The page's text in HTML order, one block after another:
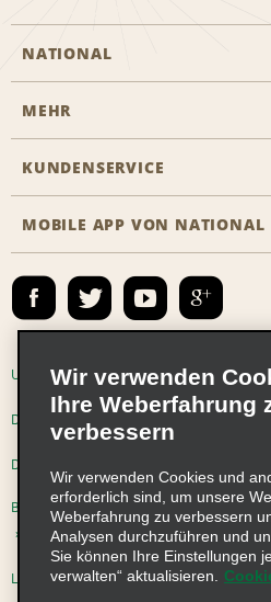
NATIONAL
Eine Reservierung vornehmen
Das Business Rental
Emerald Club Anmelden
MEHR
Karriere
KUNDENSERVICE
Barrierefreiheit
Kontakt
E-Mail anmelden
MOBILE APP VON NATIONAL
Unternehmensinformationen
Datenschutzrichtlinie Cookie-
Datenschutzoptionen
Beschwerdeverfahren nach dem
Lieferkettensorgfaltspflichtengesetz
Wir verwenden
Ihre Weberfahrung
verbessern
Wir verwenden Cookies und
erforderlich sind, um unsere
Weberfahrung zu verbessern
Analysen durchzuführen und
Sie können Ihre Einstellungen
verwalten“ aktualisieren.